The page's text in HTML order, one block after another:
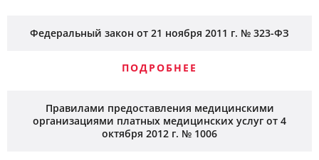
Федеральный закон от 21 ноября 2011 г. № 323-ФЗ
ПОДРОБНЕЕ
Правилами предоставления медицинскими
организациями платных медицинских услуг от 4
октября 2012 г. № 1006